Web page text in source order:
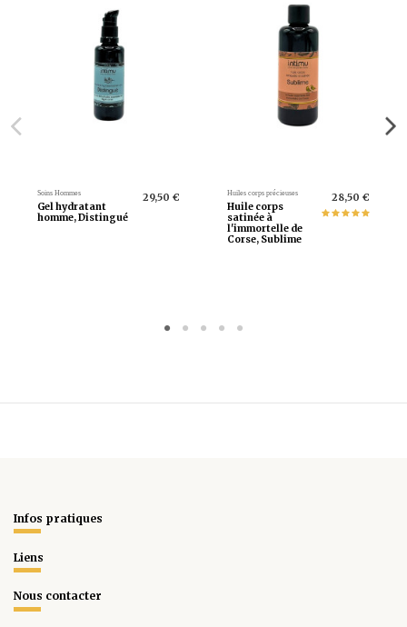
Soins Hommes
Gel hydratant
homme, Distingué
29,50 € Huiles corps précieuses
Huile corps
satinée à
l'immortelle de
Corse, Sublime
28,50 €
Infos pratiques
Liens
Nous contacter